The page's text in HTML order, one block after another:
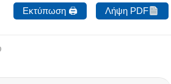
Εκτύπωση 🖨 Λήψη PDF